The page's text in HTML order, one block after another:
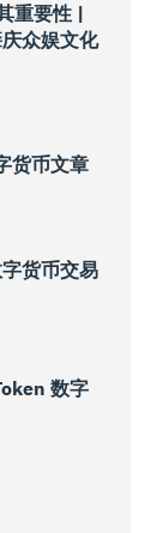
重要性 |
众娱文化
货币文章
货币交易
数字